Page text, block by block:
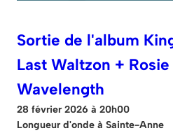
Sortie de l'album
Last Waltzon +
Wavelength
28 février 2026 à 20h00
Longueur d'onde à Sainte-Anne